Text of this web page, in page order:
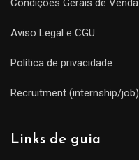
Condições Gerais de Venda
Aviso Legal e CGU
Política de privacidade
Recruitment (internship/job)
Links de guia